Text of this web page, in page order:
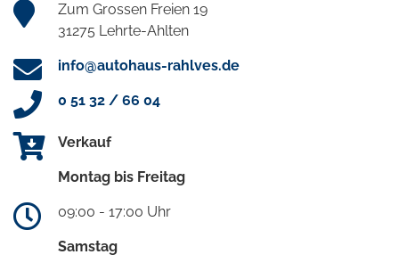
Zum Grossen Freien 19
31275 Lehrte-Ahlten
info@autohaus-rahlves.de
0 51 32 / 66 04
Verkauf
Montag bis Freitag
09:00 - 17:00 Uhr
Samstag